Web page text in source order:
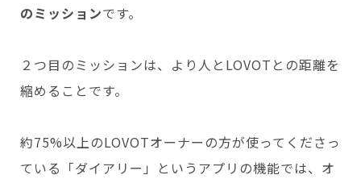
のミッションです。
２つ目のミッションは、より人とLOVOTとの距離を
縮めることです。
約75%以上のLOVOTオーナーの方が使ってくださっ
ている「ダイアリー」というアプリの機能では、オ